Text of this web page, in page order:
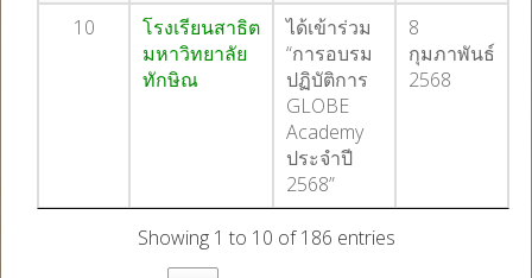
10
โรงเรียนสาธิต
มหาวิทยาลัย
ทักษิณ
ได้เข้าร่วม
“การอบรม
ปฏิบัติการ
GLOBE
Academy
ประจำปี
2568”
8
กุมภาพันธ์
2568
Showing 1 to 10 of 186 entries